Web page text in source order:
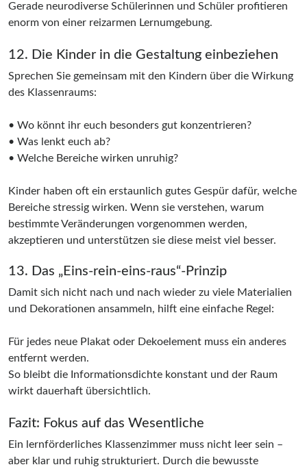
Gerade neurodiverse Schülerinnen und Schüler profitieren
enorm von einer reizarmen Lernumgebung.
12. Die Kinder in die Gestaltung einbeziehen
Sprechen Sie gemeinsam mit den Kindern über die Wirkung
des Klassenraums:
• Wo könnt ihr euch besonders gut konzentrieren?
• Was lenkt euch ab?
• Welche Bereiche wirken unruhig?
Kinder haben oft ein erstaunlich gutes Gespür dafür, welche
Bereiche stressig wirken. Wenn sie verstehen, warum
bestimmte Veränderungen vorgenommen werden,
akzeptieren und unterstützen sie diese meist viel besser.
13. Das „Eins-rein-eins-raus“-Prinzip
Damit sich nicht nach und nach wieder zu viele Materialien
und Dekorationen ansammeln, hilft eine einfache Regel:
Für jedes neue Plakat oder Dekoelement muss ein anderes
entfernt werden.
So bleibt die Informationsdichte konstant und der Raum
wirkt dauerhaft übersichtlich.
Fazit: Fokus auf das Wesentliche
Ein lernförderliches Klassenzimmer muss nicht leer sein –
aber klar und ruhig strukturiert. Durch die bewusste